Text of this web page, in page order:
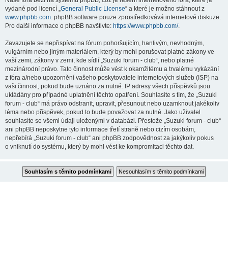
vydané pod licencí „General Public License“ a které je možno stáhnout z
www.phpbb.com. phpBB software pouze zprostředkovává internetové diskuze.
Pro další informace o phpBB navštivte: https://www.phpbb.com/.
Zavazujete se nepřispívat na fórum pohoršujícím, hanlivým, nevhodným,
vulgárním nebo jiným materiálem, který by mohl porušovat platné zákony ve
vaší zemi, zákony v zemi, kde sídlí „Suzuki forum - club“, nebo platné
mezinárodní právo. Tato činnost může vést k okamžitému a trvalému vykázání
z fóra a/nebo upozornění vašeho poskytovatele internetových služeb (ISP) na
vaši činnost, pokud bude uznáno za nutné. IP adresy všech příspěvků jsou
ukládány pro případné uplatnění těchto opatření. Souhlasíte s tím, že „Suzuki
forum - club“ má právo odstranit, upravit, přesunout nebo uzamknout jakékoliv
téma nebo příspěvek, pokud to bude považovat za nutné. Jako uživatel
souhlasíte se všemi údaji uloženými v databázi. Přestože „Suzuki forum - club“
ani phpBB neposkytne tyto informace třetí straně nebo cizím osobám,
nepřebírá „Suzuki forum - club“ ani phpBB zodpovědnost za jakýkoliv pokus
o vniknutí do systému, který by mohl vést ke kompromitaci těchto dat.